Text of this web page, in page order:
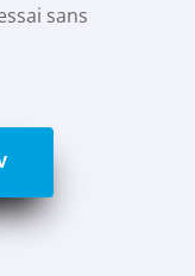
sans